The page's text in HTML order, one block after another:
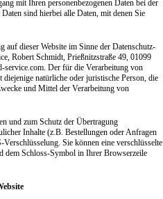
mit Ihren personenbezogenen Daten bei der
sind hierbei alle Daten, mit denen Sie
auf dieser Website im Sinne der Datenschutz-
Robert Schmidt, Prießnitzstraße 49, 01099
Der für die Verarbeitung von
natürliche oder juristische Person, die
und Mittel der Verarbeitung von
und zum Schutz der Übertragung
Inhalte (z.B. Bestellungen oder Anfragen
Sie können eine verschlüsselte
dem Schloss-Symbol in Ihrer Browserzeile